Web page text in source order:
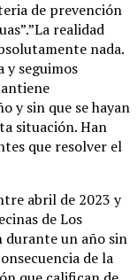
de prevención
realidad
nada.
y seguimos
y sin que se hayan
situación. Han
que resolver el
abril de 2023 y
de Los
durante un año sin
de la